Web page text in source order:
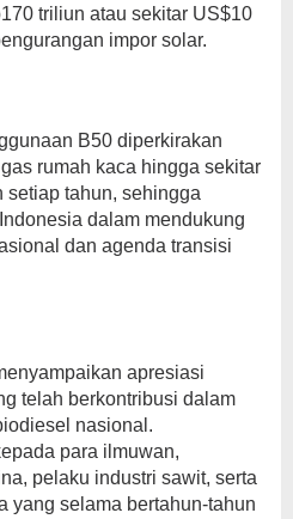
triliun atau sekitar US$10
impor solar.
B50 diperkirakan
rumah kaca hingga sekitar
setiap tahun, sehingga
dalam mendukung
dan agenda transisi
apresiasi
telah berkontribusi dalam
nasional.
para ilmuwan,
pelaku industri sawit, serta
yang selama bertahun-tahun